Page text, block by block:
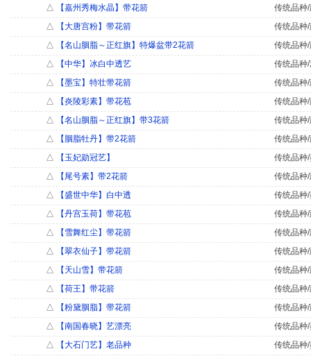
△ 【嘉州秀梅水晶】带花箭
传统品种
△ 【大唐宫粉】带花箭
传统品种
△ 【名山胭脂～正红旗】特爆盆带2花箭
传统品种
△ 【中华】冰白中透艺
传统品种
△ 【墨宝】特壮带花箭
传统品种
△ 【炎陵彩素】带花苞
传统品种
△ 【名山胭脂～正红旗】带3花箭
传统品种
△ 【胭脂牡丹】带2花箭
传统品种
△ 【玉妃勋冠艺】
传统品种
△ 【尾号素】带2花箭
传统品种
△ 【盛世中华】白中透
传统品种
△ 【丹宫玉荷】带花苞
传统品种
△ 【雪舞红尘】带花箭
传统品种
△ 【翠衣仙子】带花箭
传统品种
△ 【天山雪】带花箭
传统品种
△ 【荷王】带花箭
传统品种
△ 【粉黛胭脂】带花箭
传统品种
△ 【南国春晓】艺漂亮
传统品种
△ 【大石门艺】老品种
传统品种